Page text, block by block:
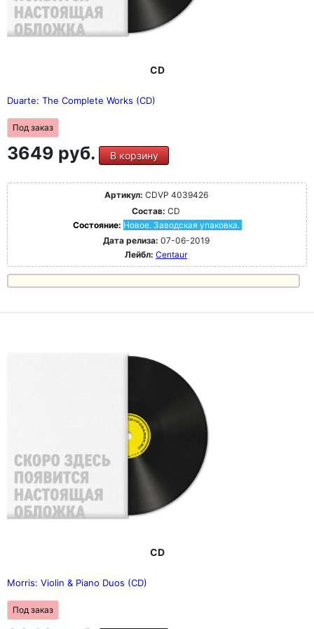
CD
Duarte: The Complete Works (CD)
Под заказ
3649 руб. В корзину
Артикул: CDVP 4039426
Состав: CD
Состояние: Новое. Заводская упаковка.
Дата релиза: 07-06-2019
Лейбл: Centaur
CD
Morris: Violin & Piano Duos (CD)
Под заказ